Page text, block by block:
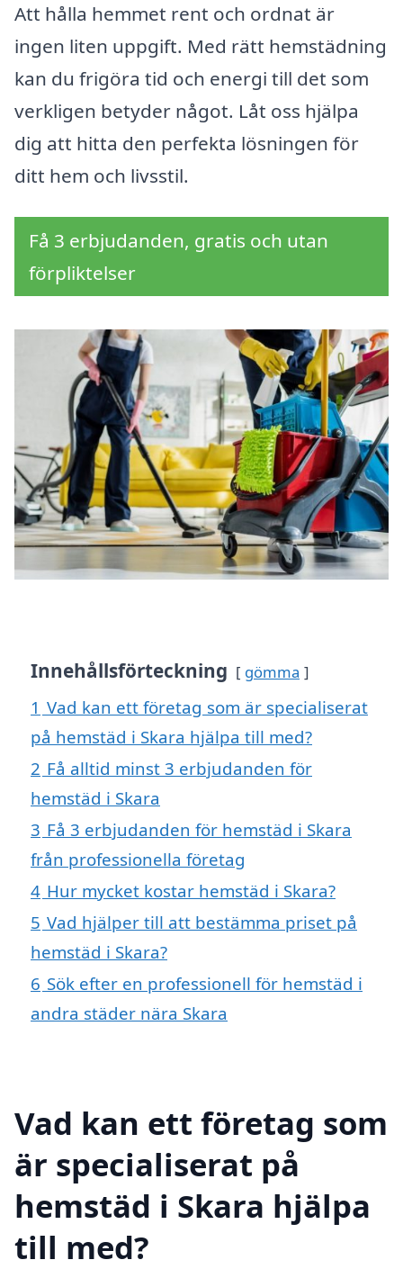
Att hålla hemmet rent och ordnat är
ingen liten uppgift. Med rätt hemstädning
kan du frigöra tid och energi till det som
verkligen betyder något. Låt oss hjälpa
dig att hitta den perfekta lösningen för
ditt hem och livsstil.
Få 3 erbjudanden, gratis och utan
förpliktelser
Innehållsförteckning gömma
1 Vad kan ett företag som är specialiserat
på hemstäd i Skara hjälpa till med?
2 Få alltid minst 3 erbjudanden för
hemstäd i Skara
3 Få 3 erbjudanden för hemstäd i Skara
från professionella företag
4 Hur mycket kostar hemstäd i Skara?
5 Vad hjälper till att bestämma priset på
hemstäd i Skara?
6 Sök efter en professionell för hemstäd i
andra städer nära Skara
Vad kan ett företag som
är specialiserat på
hemstäd i Skara hjälpa
till med?